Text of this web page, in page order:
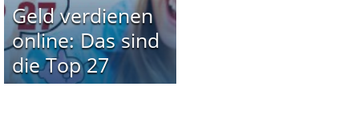
Geld verdienen
online: Das sind
die Top 27